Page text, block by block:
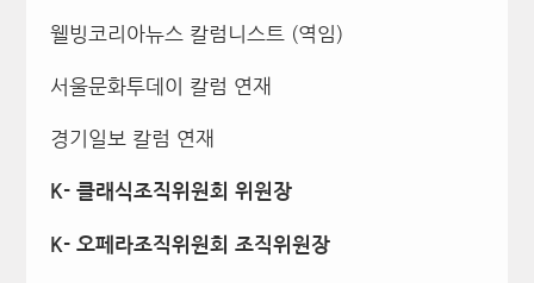
웰빙코리아뉴스 칼럼니스트 (역임)
서울문화투데이 칼럼 연재
경기일보 칼럼 연재
K- 클래식조직위원회 위원장
K- 오페라조직위원회 조직위원장